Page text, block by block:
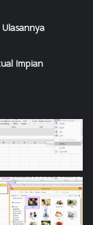
Impian